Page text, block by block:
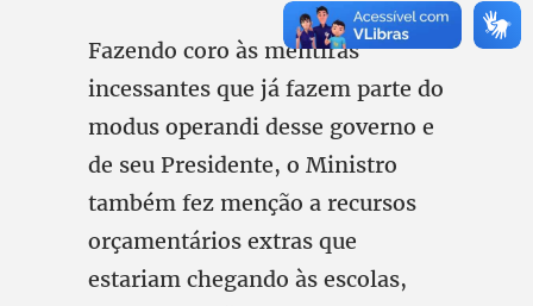
Fazendo coro às mentiras
incessantes que já fazem parte do
modus operandi desse governo e
de seu Presidente, o Ministro
também fez menção a recursos
orçamentários extras que
estariam chegando às escolas,